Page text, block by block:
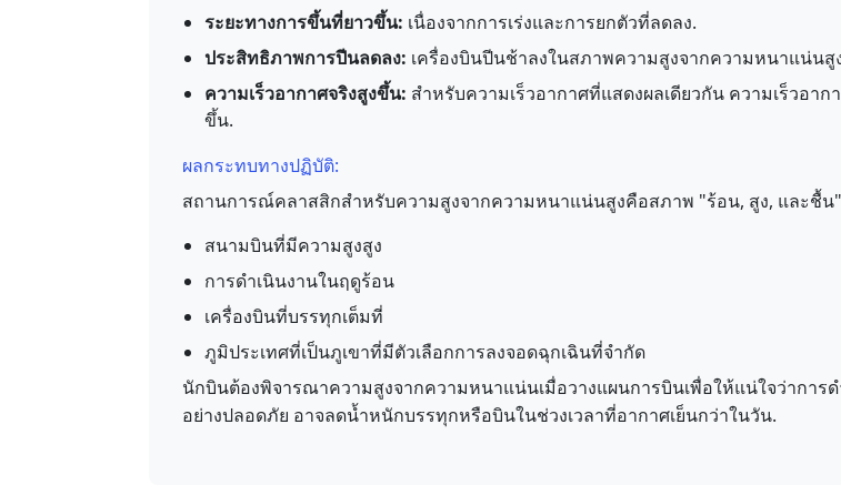
ระยะทางการขึ้นที่ยาวขึ้น: เนื่องจากการเร่งและการยกตัวที่ลดลง.
ประสิทธิภาพการปีนลดลง: เครื่องบินปีนช้าลงในสภาพความสูงจากความหนาแน่นสู
ความเร็วอากาศจริงสูงขึ้น: สำหรับความเร็วอากาศที่แสดงผลเดียวกัน ความเร็วอาก
ขึ้น.
ผลกระทบทางปฏิบัติ:
สถานการณ์คลาสสิกสำหรับความสูงจากความหนาแน่นสูงคือสภาพ "ร้อน, สูง, และชื้น
สนามบินที่มีความสูงสูง
การดำเนินงานในฤดูร้อน
เครื่องบินที่บรรทุกเต็มที่
ภูมิประเทศที่เป็นภูเขาที่มีตัวเลือกการลงจอดฉุกเฉินที่จำกัด
นักบินต้องพิจารณาความสูงจากความหนาแน่นเมื่อวางแผนการบินเพื่อให้แน่ใจว่าการด
อย่างปลอดภัย อาจลดน้ำหนักบรรทุกหรือบินในช่วงเวลาที่อากาศเย็นกว่าในวัน.